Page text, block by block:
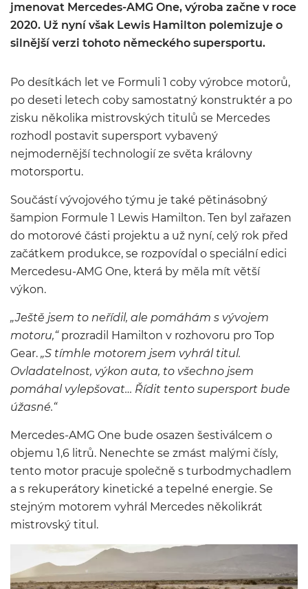
jmenovat Mercedes-AMG One, výroba začne v roce
2020. Už nyní však Lewis Hamilton polemizuje o
silnější verzi tohoto německého supersportu.
Po desítkách let ve Formuli 1 coby výrobce motorů,
po deseti letech coby samostatný konstruktér a po
zisku několika mistrovských titulů se Mercedes
rozhodl postavit supersport vybavený
nejmodernější technologií ze světa královny
motorsportu.
Součástí vývojového týmu je také pětinásobný
šampion Formule 1 Lewis Hamilton. Ten byl zařazen
do motorové části projektu a už nyní, celý rok před
začátkem produkce, se rozpovídal o speciální edici
Mercedesu-AMG One, která by měla mít větší
výkon.
„Ještě jsem to neřídil, ale pomáhám s vývojem
motoru,“ prozradil Hamilton v rozhovoru pro Top
Gear. „S tímhle motorem jsem vyhrál titul.
Ovladatelnost, výkon auta, to všechno jsem
pomáhal vylepšovat… Řídit tento supersport bude
úžasné.“
Mercedes-AMG One bude osazen šestiválcem o
objemu 1,6 litrů. Nenechte se zmást malými čísly,
tento motor pracuje společně s turbodmychadlem
a s rekuperátory kinetické a tepelné energie. Se
stejným motorem vyhrál Mercedes několikrát
mistrovský titul.